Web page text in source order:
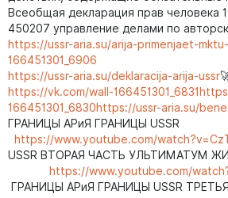
Всеобщая декларация прав
450207 управление делами по
https://ussr-aria.su/arija-primenjaet-
166451301_6906
https://ussr-aria.su/deklaracija-arija-ussr
https://vk.com/wall-166451301_6831
166451301_6830https://ussr-aria.su/
ГРАНИЦЫ АРиЯ ГРАНИЦЫ
https://www.youtube.com/
USSR ВТОРАЯ ЧАСТЬ
https://www.youtube.com/
ГРАНИЦЫ АРиЯ ГРАНИЦЫ USSR